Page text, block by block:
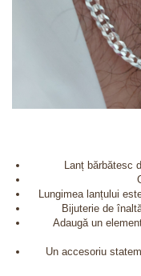
Lanț bărbătesc
Lungimea lanțului
Bijuterie de
Adaugă un
Un accesoriu